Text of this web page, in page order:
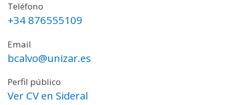
Teléfono
+34 876555109
Email
bcalvo@unizar.es
Perfil público
Ver CV en Sideral